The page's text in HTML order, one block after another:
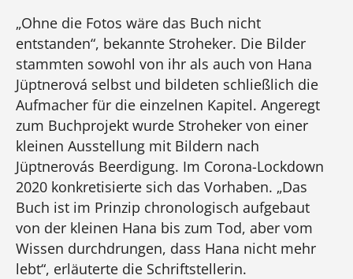
„Ohne die Fotos wäre das Buch nicht
entstanden“, bekannte Stroheker. Die Bilder
stammten sowohl von ihr als auch von Hana
Jüptnerová selbst und bildeten schließlich die
Aufmacher für die einzelnen Kapitel. Angeregt
zum Buchprojekt wurde Stroheker von einer
kleinen Ausstellung mit Bildern nach
Jüptnerovás Beerdigung. Im Corona-Lockdown
2020 konkretisierte sich das Vorhaben. „Das
Buch ist im Prinzip chronologisch aufgebaut
von der kleinen Hana bis zum Tod, aber vom
Wissen durchdrungen, dass Hana nicht mehr
lebt“, erläuterte die Schriftstellerin.